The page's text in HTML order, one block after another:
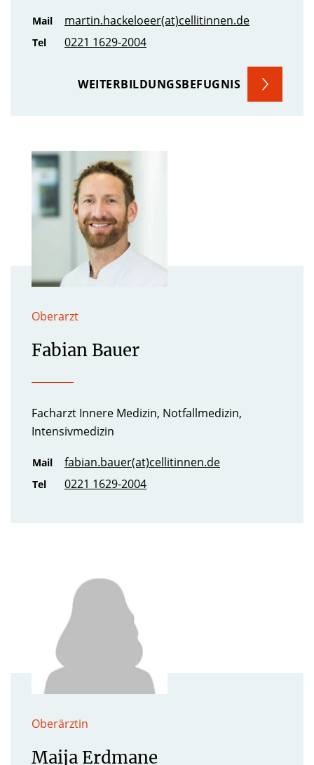
Mail martin.hackeloeer(at)cellitinnen.de
Tel 0221 1629-2004
WEITERBILDUNGSBEFUGNIS
Oberarzt
Fabian Bauer
Facharzt Innere Medizin, Notfallmedizin,
Intensivmedizin
Mail fabian.bauer(at)cellitinnen.de
Tel 0221 1629-2004
Oberärztin
Maija Erdmane